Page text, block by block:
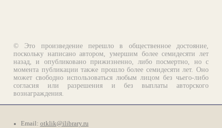
© Это произведение перешло в общественное достояние,
поскольку написано автором, умершим более семидесяти лет
назад, и опубликовано прижизненно, либо посмертно, но с
момента публикации также прошло более семидесяти лет. Оно
может свободно использоваться любым лицом без чьего-либо
согласия или разрешения и без выплаты авторского
вознаграждения.
Email: otklik@ilibrary.ru